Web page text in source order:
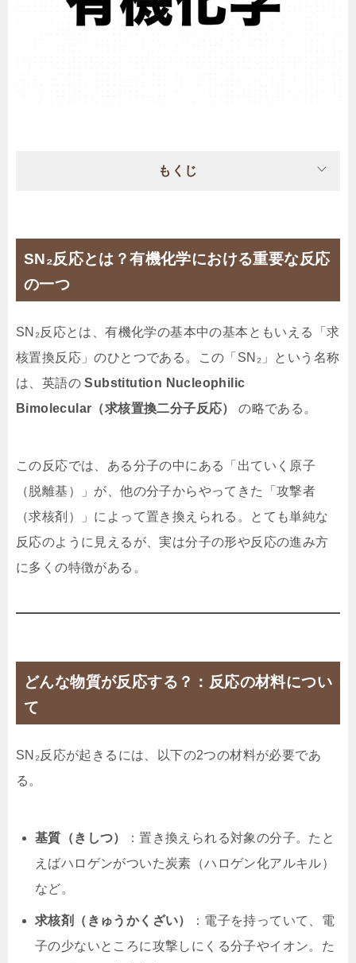
もくじ
SN₂反応とは？有機化学における重要な反応
の一つ
SN₂反応とは、有機化学の基本中の基本ともいえる「求
核置換反応」のひとつである。この「SN₂」という名称
は、英語のSubstitution Nucleophilic
Bimolecular（求核置換二分子反応）
の略である。
この反応では、ある分子の中にある「出ていく原子
（脱離基）」が、他の分子からやってきた「攻撃者
（求核剤）」によって置き換えられる。とても単純な
反応のように見えるが、実は分子の形や反応の進み方
に多くの特徴がある。
どんな物質が反応する？：反応の材料につい
て
SN₂反応が起きるには、以下の2つの材料が必要であ
る。
基質（きしつ）
：置き換えられる対象の分子。たと
えばハロゲンがついた炭素（ハロゲン化アルキル）
など。
求核剤（きゅうかくざい）
：電子を持っていて、電
子の少ないところに攻撃しにくる分子やイオン。た